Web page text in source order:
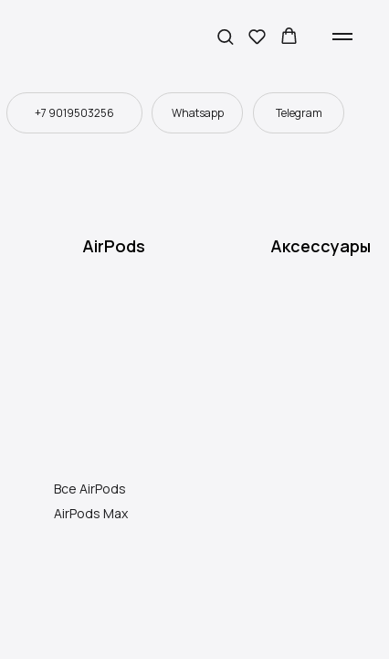
+7 9019503256 Whatsapp Telegram
AirPods Аксессуары
Все AirPods
AirPods Max